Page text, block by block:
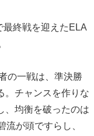
最終戦を迎えたELA
の一戦は、準決勝
。チャンスを作りな
、均衡を破ったのは
が頭ですらし、